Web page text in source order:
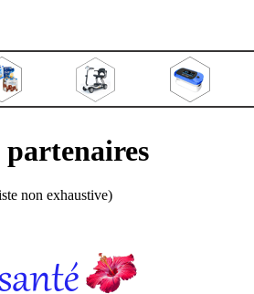
partenaires
non exhaustive)